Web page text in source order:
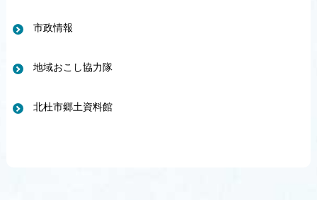
市政情報
地域おこし協力隊
北杜市郷土資料館